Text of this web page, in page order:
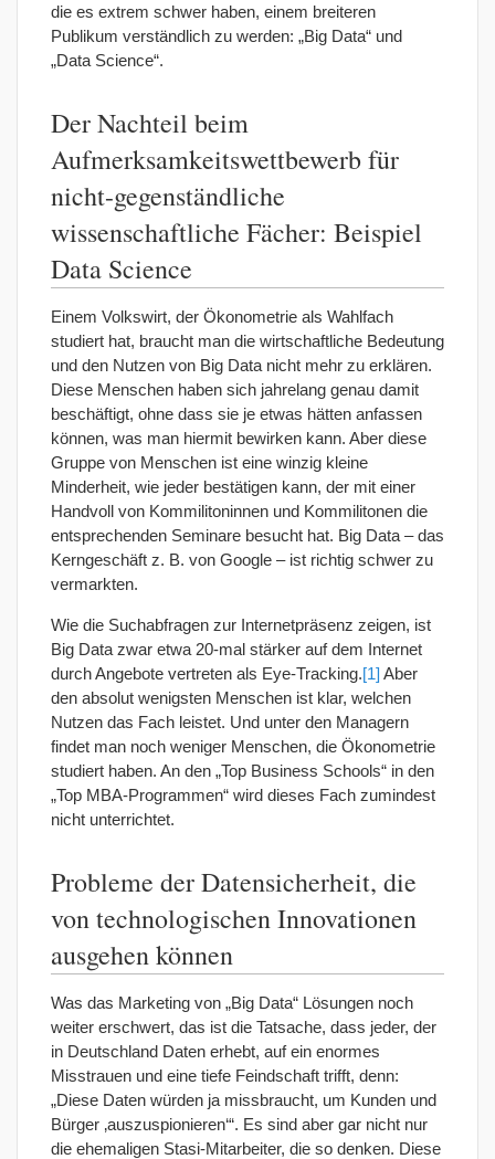
die es extrem schwer haben, einem breiteren
Publikum verständlich zu werden: „Big Data“ und
„Data Science“.
Der Nachteil beim
Aufmerksamkeitswettbewerb für
nicht-gegenständliche
wissenschaftliche Fächer: Beispiel
Data Science
Einem Volkswirt, der Ökonometrie als Wahlfach
studiert hat, braucht man die wirtschaftliche Bedeutung
und den Nutzen von Big Data nicht mehr zu erklären.
Diese Menschen haben sich jahrelang genau damit
beschäftigt, ohne dass sie je etwas hätten anfassen
können, was man hiermit bewirken kann. Aber diese
Gruppe von Menschen ist eine winzig kleine
Minderheit, wie jeder bestätigen kann, der mit einer
Handvoll von Kommilitoninnen und Kommilitonen die
entsprechenden Seminare besucht hat. Big Data – das
Kerngeschäft z. B. von Google – ist richtig schwer zu
vermarkten.
Wie die Suchabfragen zur Internetpräsenz zeigen, ist
Big Data zwar etwa 20-mal stärker auf dem Internet
durch Angebote vertreten als Eye-Tracking.[1] Aber
den absolut wenigsten Menschen ist klar, welchen
Nutzen das Fach leistet. Und unter den Managern
findet man noch weniger Menschen, die Ökonometrie
studiert haben. An den „Top Business Schools“ in den
„Top MBA-Programmen“ wird dieses Fach zumindest
nicht unterrichtet.
Probleme der Datensicherheit, die
von technologischen Innovationen
ausgehen können
Was das Marketing von „Big Data“ Lösungen noch
weiter erschwert, das ist die Tatsache, dass jeder, der
in Deutschland Daten erhebt, auf ein enormes
Misstrauen und eine tiefe Feindschaft trifft, denn:
„Diese Daten würden ja missbraucht, um Kunden und
Bürger ‚auszuspionieren‘“. Es sind aber gar nicht nur
die ehemaligen Stasi-Mitarbeiter, die so denken. Diese